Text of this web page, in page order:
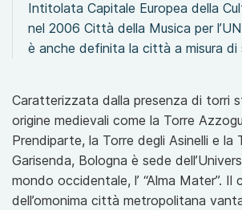
Intitolata Capitale Europea della
nel 2006 Città della Musica per
è anche definita la città a misura di
Caratterizzata dalla presenza di torri
origine medievali come la Torre
Prendiparte, la Torre degli Asinelli e la
Garisenda, Bologna è sede
mondo occidentale, l’ “Alma Mater”. Il
dell’omonima città metropolitana